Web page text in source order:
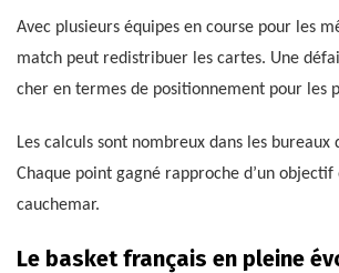
Avec plusieurs équipes en course pour les
match peut redistribuer les cartes. Une
cher en termes de positionnement pour les
Les calculs sont nombreux dans les bureaux
Chaque point gagné rapproche d’un objectif
cauchemar.
Le basket français en pleine